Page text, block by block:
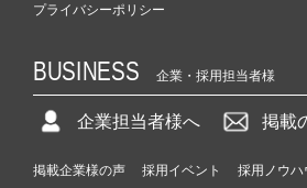
プライバシーポリシー
BUSINESS 企業・採用担当者様
企業担当者様へ 掲載
掲載企業様の声 採用イベント 採用ノウハ